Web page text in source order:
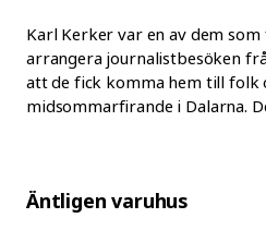
Karl Kerker var en av dem
arrangera journalistbesöken
att de fick komma hem till folk
midsommarfirande i Dalarna.
Äntligen varuhus